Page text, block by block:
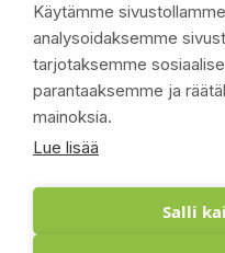
Käytämme
analysoidaksemme
tarjotaksemme
parantaaksemme ja
mainoksia.
Lue lisää
Salli